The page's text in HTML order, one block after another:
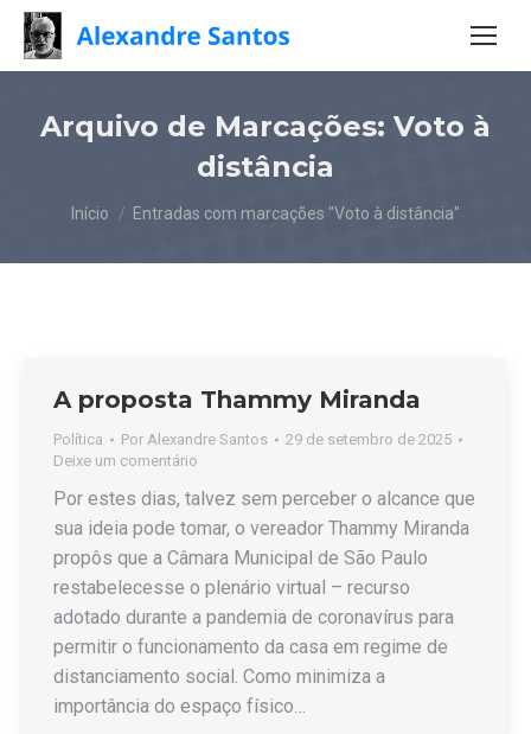
Arquivo de Marcações: Voto à
distância
Você está aqui:
Início Entradas com marcações "Voto à distância"
A proposta Thammy Miranda
Política Por Alexandre Santos
29 de setembro de 2025
Deixe um comentário
Por estes dias, talvez sem perceber o alcance que
sua ideia pode tomar, o vereador Thammy Miranda
propôs que a Câmara Municipal de São Paulo
restabelecesse o plenário virtual – recurso
adotado durante a pandemia de coronavírus para
permitir o funcionamento da casa em regime de
distanciamento social. Como minimiza a
importância do espaço físico…